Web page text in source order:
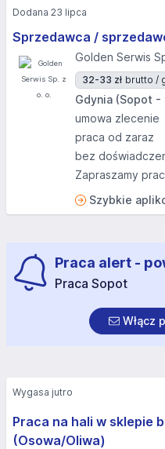
Sprzedawca /
Golden Serwis
32-33 zł brutto /
Gdynia (Sopot -
umowa zlecenie
praca od zaraz
bez
Zapraszamy
Szybkie
Dodana 23 lipca
Praca alert -
Praca Sopot
Włącz
Praca na hali w sklepie
(Osowa/Oliwa)
Wygasa jutro